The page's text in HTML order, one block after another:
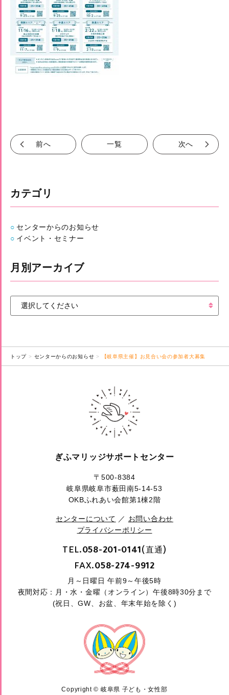
前へ 一覧 次へ
カテゴリ
センターからのお知らせ
イベント・セミナー
月別アーカイブ
トップ センターからのお知らせ 【岐阜県主催】お見合い会の参加者大募集
ぎふマリッジサポートセンター
〒500-8384
岐阜県岐阜市薮田南5-14-53
OKBふれあい会館第1棟2階
センターについて ／ お問い合わせ
プライバシーポリシー
TEL.058-201-0141(直通)
FAX.058-274-9912
月～日曜日 午前9～午後5時
夜間対応：月・水・金曜（オンライン）午後8時30分まで
(祝日、GW、お盆、年末年始を除く)
Copyright © 岐阜県 子ども・女性部